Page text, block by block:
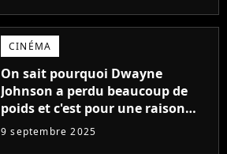
CINÉMA
On sait pourquoi Dwayne
Johnson a perdu beaucoup de
poids et c'est pour une raison
importante
9 septembre 2025